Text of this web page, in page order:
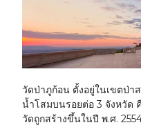
วัดป่าภูก้อน ตั้งอยู่ในเขตป่า
น้ำโสมบนรอยต่อ 3 จังหวัด
วัดถูกสร้างขึ้นในปี พ.ศ.